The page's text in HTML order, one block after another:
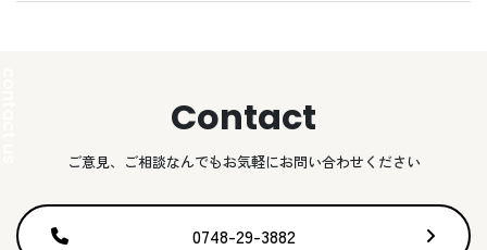
Contact
ご意見、ご相談なんでもお気軽にお問い合わせください
0748-29-3882